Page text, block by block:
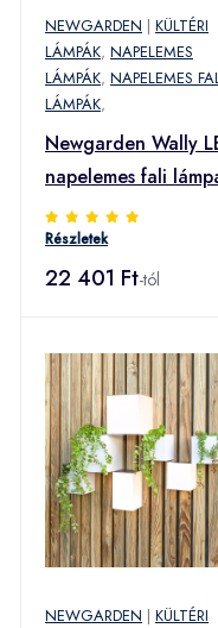
NEWGARDEN | KÜLTÉRI
LÁMPÁK, NAPELEMES
LÁMPÁK, NAPELEMES
LÁMPÁK,
Newgarden Wally
napelemes fali
18x18 cm
Részletek
22 401 Ft-tól
NEWGARDEN | KÜLTÉRI